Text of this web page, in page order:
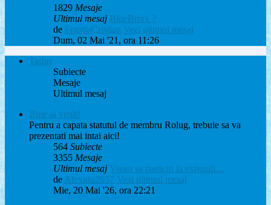
1829 Mesaje
Ultimul mesaj BlueBrixx ?
de FrantiaCristian Vezi ultimul mesaj
Dum, 02 Mai '21, ora 11:26
Taifas
Subiecte
Mesaje
Ultimul mesaj
Bine ai venit!
Pentru a capata statutul de membru Rolug, trebuie sa va
prezentati mai intai aici!
564 Subiecte
3355 Mesaje
Ultimul mesaj Vreau sa particip la expoziți…
de Alexutu2657 Vezi ultimul mesaj
Mie, 20 Mai '26, ora 22:21